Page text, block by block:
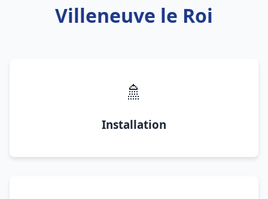
Villeneuve le Roi
🚿
Installation